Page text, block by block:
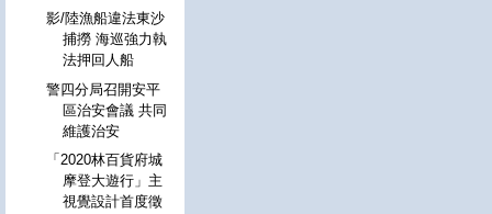
影/陸漁船違法東沙
捕撈 海巡強力執
法押回人船
警四分局召開安平
區治安會議 共同
維護治安
「2020林百貨府城
摩登大遊行」主
視覺設計首度徵